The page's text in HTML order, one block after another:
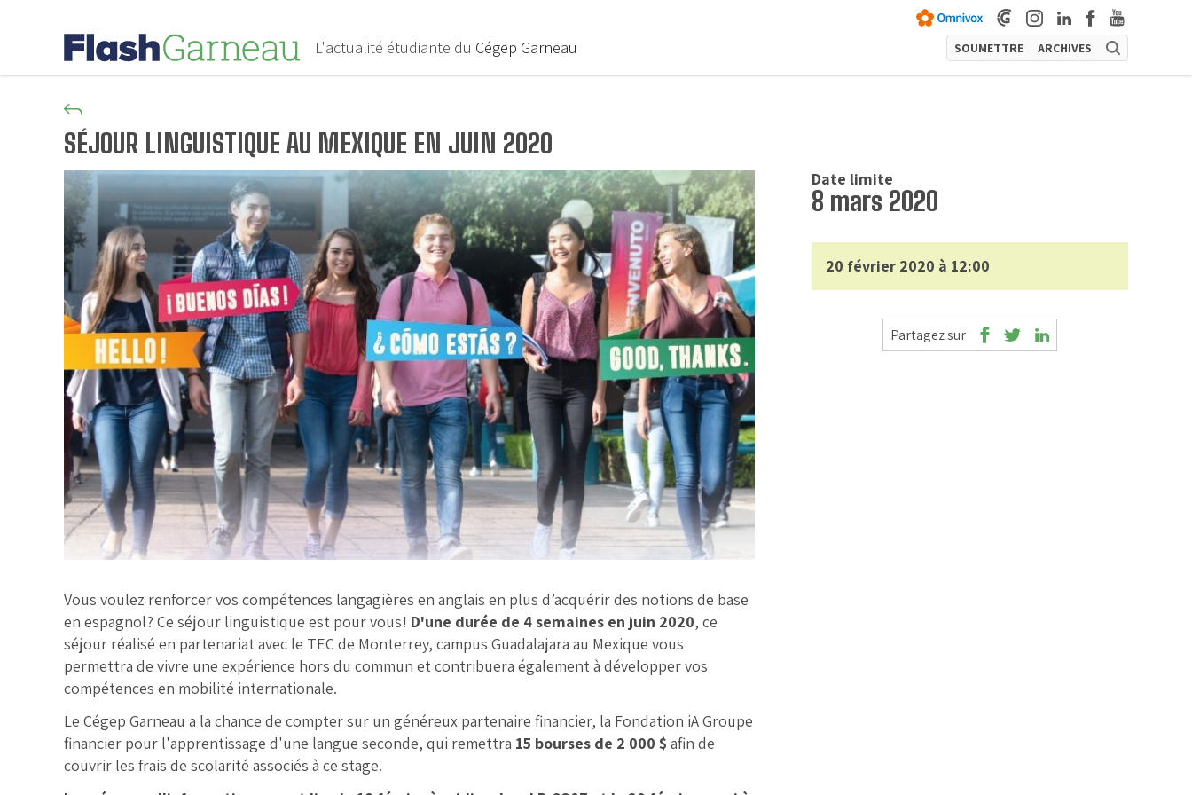
L'actualité étudiante du Cégep Garneau SOUMETTRE ARCHIVES
SÉJOUR LINGUISTIQUE AU MEXIQUE EN JUIN 2020
Vous voulez renforcer vos compétences langagières en anglais en plus d’acquérir des notions de base
en espagnol? Ce séjour linguistique est pour vous! D'une durée de 4 semaines en juin 2020, ce
séjour réalisé en partenariat avec le TEC de Monterrey, campus Guadalajara au Mexique vous
permettra de vivre une expérience hors du commun et contribuera également à développer vos
compétences en mobilité internationale.
Le Cégep Garneau a la chance de compter sur un généreux partenaire financier, la Fondation iA Groupe
financier pour l'apprentissage d'une langue seconde, qui remettra 15 bourses de 2 000 $ afin de
couvrir les frais de scolarité associés à ce stage.
Date limite
8 mars 2020
20 février 2020 à 12:00
Partagez sur